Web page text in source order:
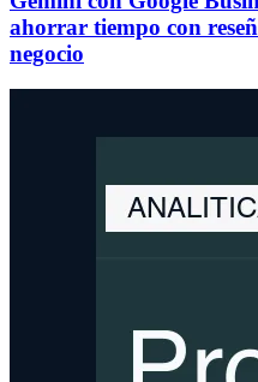
ahorrar tiempo con
negocio